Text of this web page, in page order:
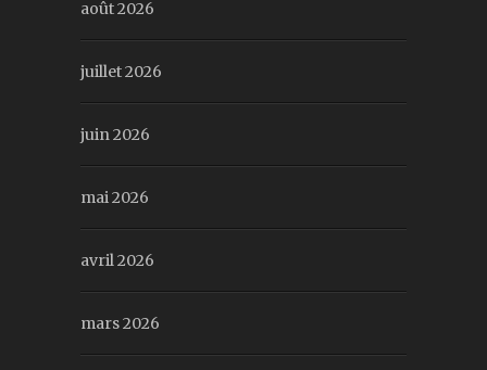
août 2026
juillet 2026
juin 2026
mai 2026
avril 2026
mars 2026